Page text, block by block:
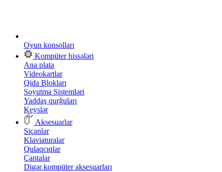
Oyun konsolları
Kompüter hissələri
Ana plata
Videokartlar
Qida Blokları
Soyutma Sistemləri
Yaddaş qurğuları
Keyslər
Aksesuarlar
Siçanlar
Klaviaturalar
Qulaqcıqlar
Çantalar
Digər kompüter aksesuarları